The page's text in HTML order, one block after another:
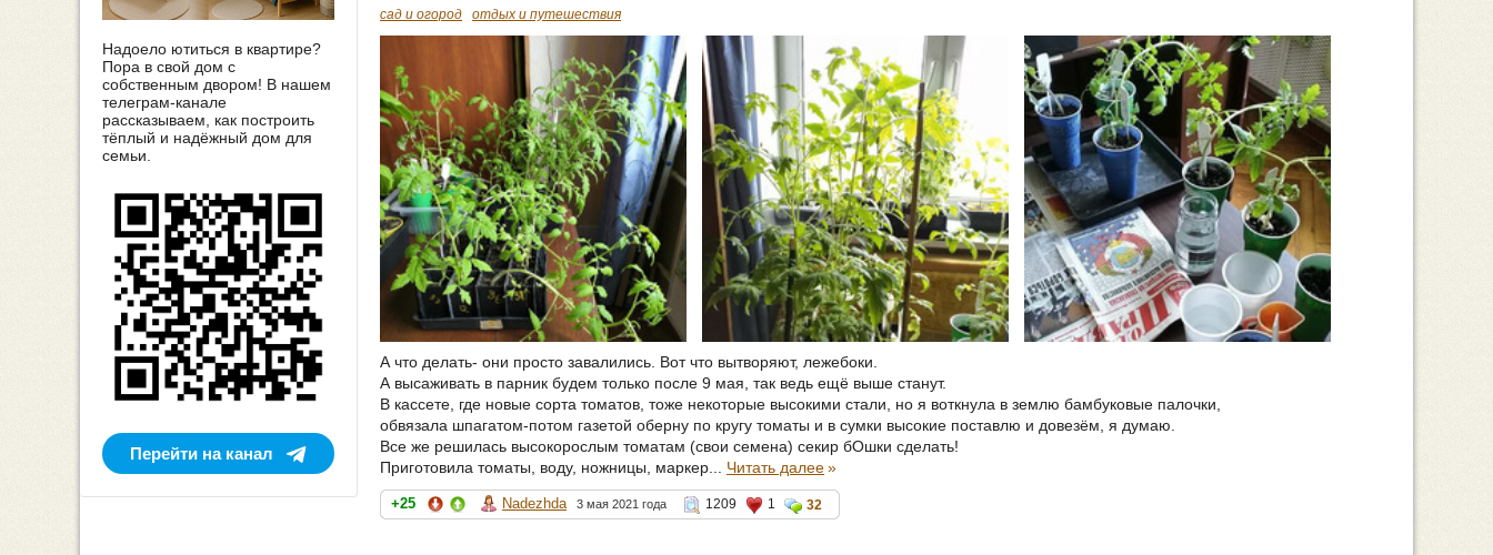
сад и огород отдых и путешествия
А что делать- они просто завалились. Вот что вытворяют, лежебоки.
А высаживать в парник будем только после 9 мая, так ведь ещё выше станут.
В кассете, где новые сорта томатов, тоже некоторые высокими стали, но я воткнула в землю бамбуковые палочки,
обвязала шпагатом-потом газетой оберну по кругу томаты и в сумки высокие поставлю и довезём, я думаю.
Все же решилась высокорослым томатам (свои семена) секир бОшки сделать!
Приготовила томаты, воду, ножницы, маркер... Читать далее»
+25 Nadezhda 3 мая 2021 года 1209 1 32
Надоело ютиться в квартире?
Пора в свой дом с
собственным двором! В нашем
телеграм-канале
рассказываем, как построить
тёплый и надёжный дом для
семьи.
Перейти на канал